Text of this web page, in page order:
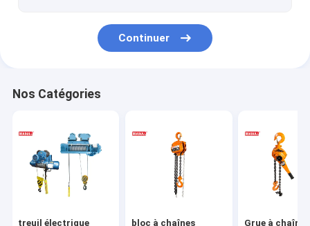
Demandez une citation
bloc à chaînes manuel
Grue à chaînes de levier
Continuer
Nos Catégories
treuil électrique bloc à chaînes Grue à